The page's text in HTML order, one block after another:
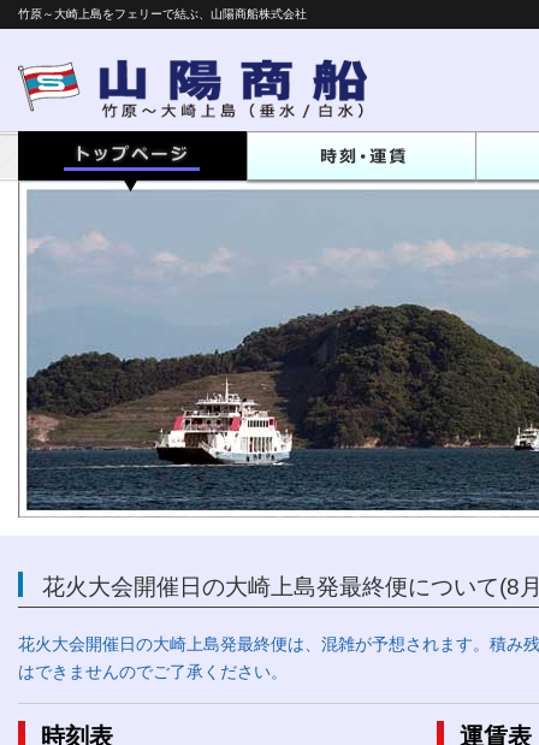
竹原～大崎上島をフェリーで結ぶ、山陽商船株式会社
花火大会開催日の大崎上島発最終便について(8
花火大会開催日の大崎上島発最終便は、混雑が予想されます。積み
はできませんのでご了承ください。
時刻表 運賃表